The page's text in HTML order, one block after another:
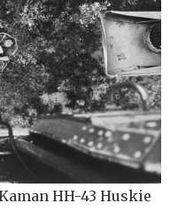
HH-43 Huskie